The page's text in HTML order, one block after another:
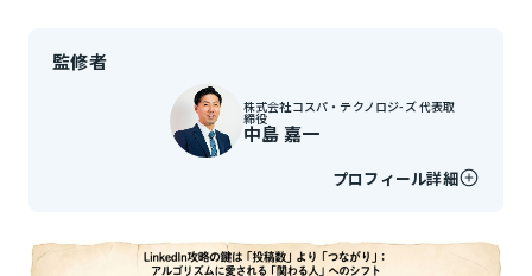
監修者
株式会社コスパ・テクノロジ-ズ 代表取
締役
中島 嘉一
プロフィール詳細